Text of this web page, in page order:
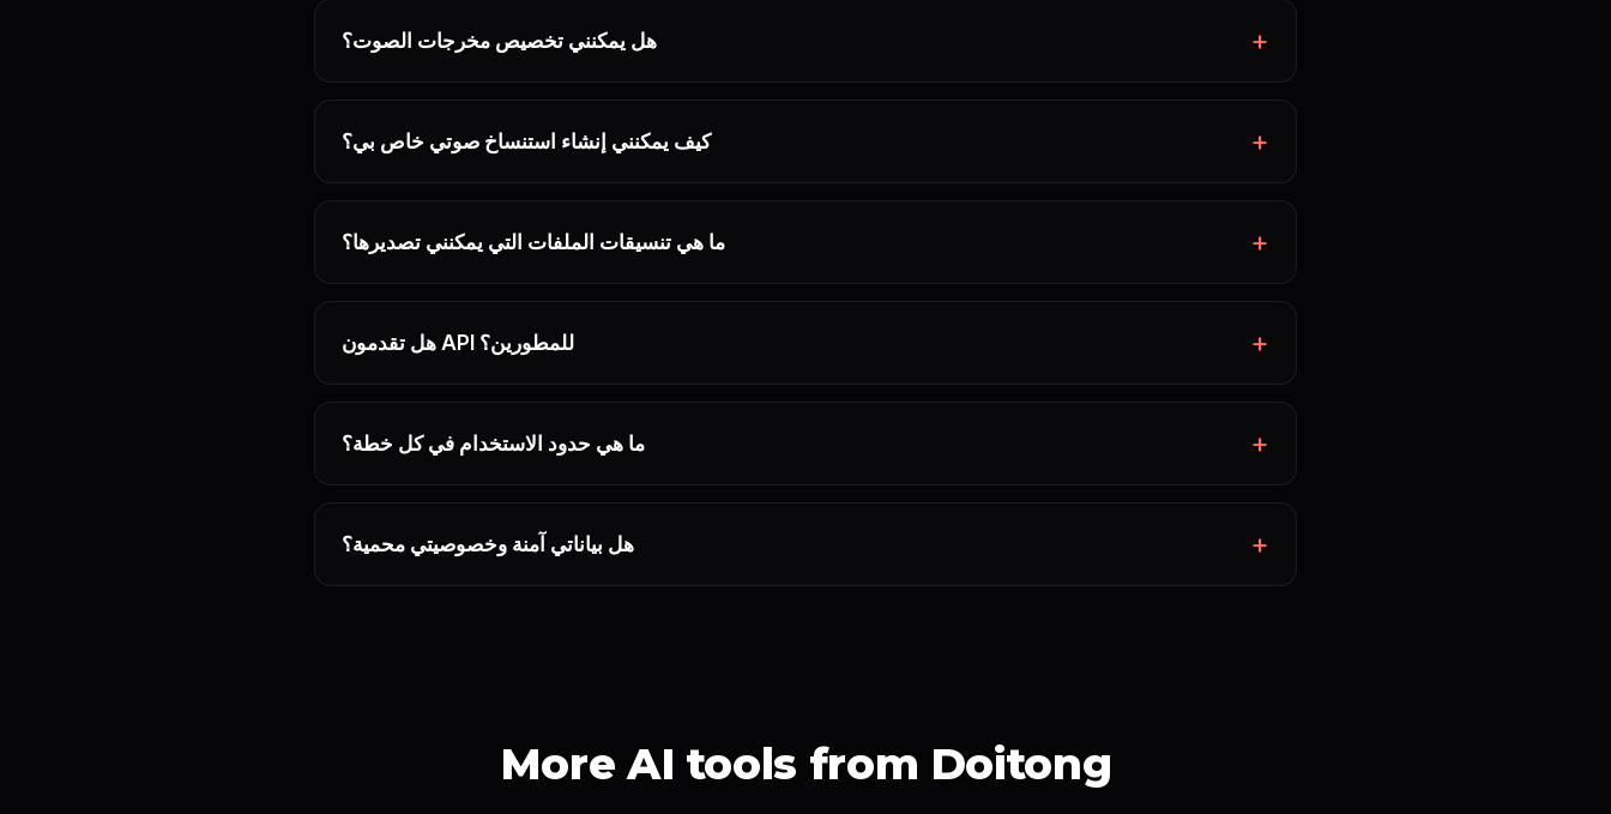
هل يمكنني تخصيص مخرجات الصوت؟
كيف يمكنني إنشاء استنساخ صوتي خاص بي؟
ما هي تنسيقات الملفات التي يمكنني تصديرها؟
هل تقدمون API للمطورين؟
ما هي حدود الاستخدام في كل خطة؟
هل بياناتي آمنة وخصوصيتي محمية؟
More AI tools from Doitong